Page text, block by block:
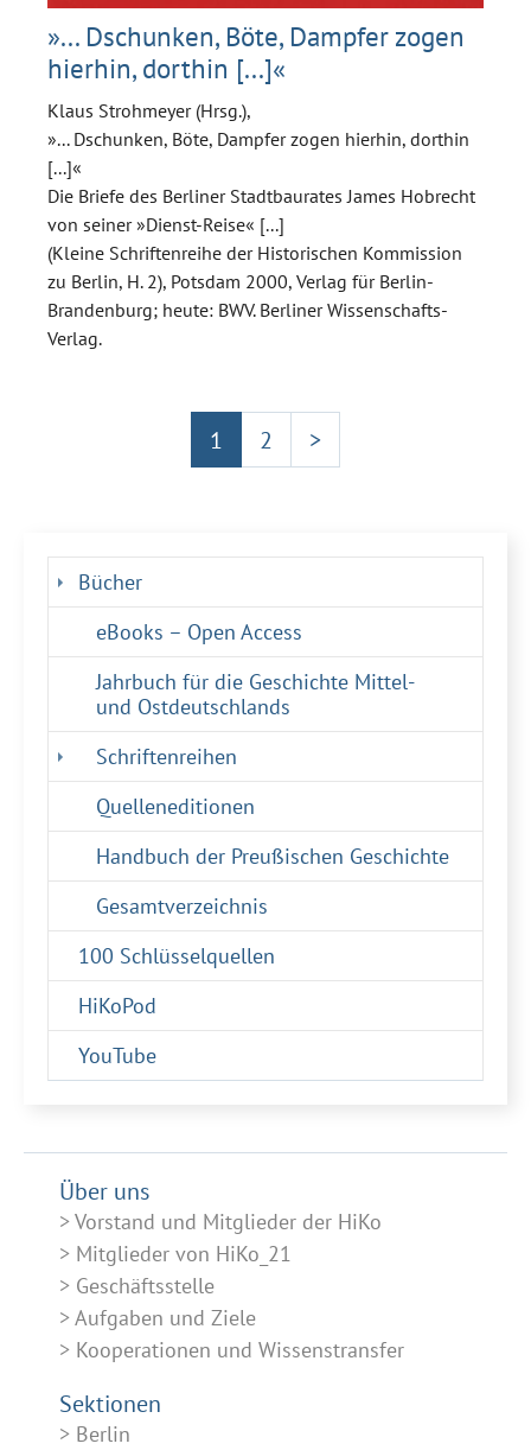
»... Dschunken, Böte, Dampfer zogen
hierhin, dorthin [...]«
Klaus Strohmeyer (Hrsg.),
»... Dschunken, Böte, Dampfer zogen hierhin, dorthin
[...]«
Die Briefe des Berliner Stadtbaurates James Hobrecht
von seiner »Dienst-Reise« [...]
(Kleine Schriftenreihe der Historischen Kommission
zu Berlin, H. 2), Potsdam 2000, Verlag für Berlin-
Brandenburg; heute: BWV. Berliner Wissenschafts-
Verlag.
1 2 >
Bücher
eBooks – Open Access
Jahrbuch für die Geschichte Mittel-
und Ostdeutschlands
Schriftenreihen
Quelleneditionen
Handbuch der Preußischen Geschichte
Gesamtverzeichnis
100 Schlüsselquellen
HiKoPod
YouTube
Über uns
Vorstand und Mitglieder der HiKo
Mitglieder von HiKo_21
Geschäftsstelle
Aufgaben und Ziele
Kooperationen und Wissenstransfer
Sektionen
Berlin